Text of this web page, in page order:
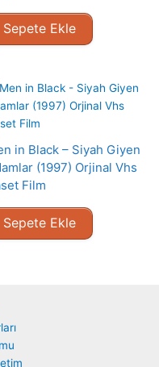
Sepete Ekle
in Black – Siyah Giyen
(1997) Orjinal Vhs
Film
Sepete Ekle